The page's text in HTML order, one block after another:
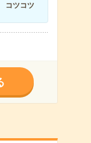
コツコツ